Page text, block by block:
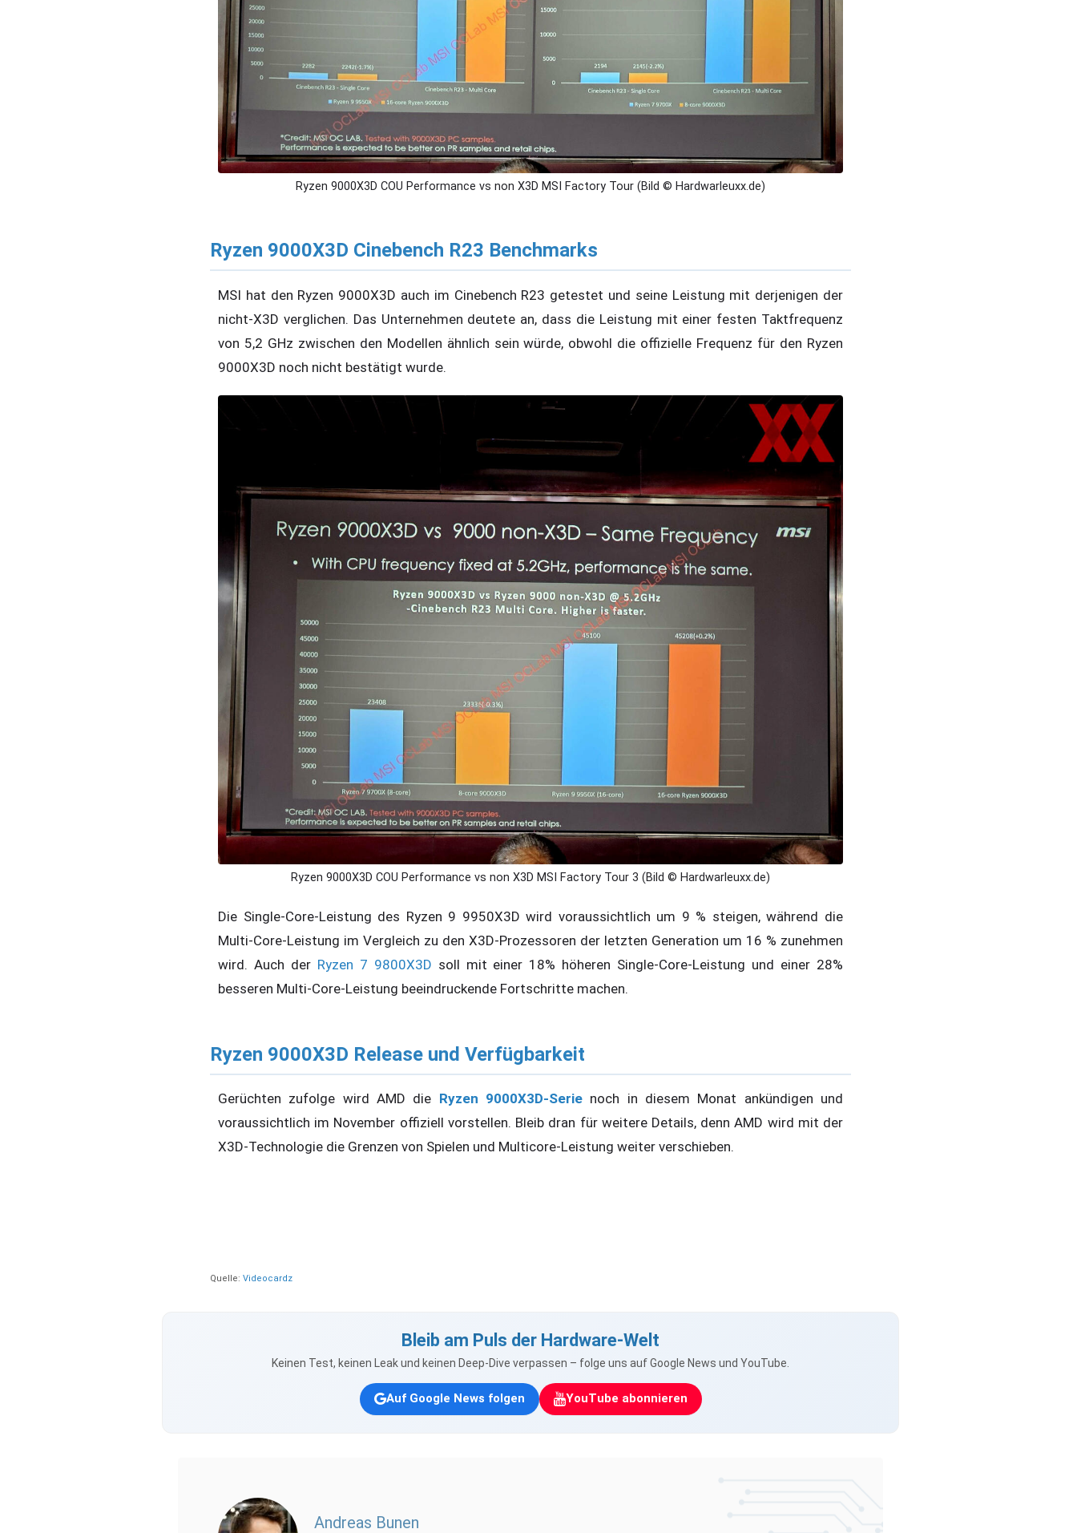
Ryzen 9000X3D COU Performance vs non X3D MSI Factory Tour (Bild © Hardwarleuxx.de)
Ryzen 9000X3D Cinebench R23 Benchmarks
MSI hat den Ryzen 9000X3D auch im Cinebench R23 getestet und seine Leistung mit derjenigen der
nicht-X3D verglichen. Das Unternehmen deutete an, dass die Leistung mit einer festen Taktfrequenz
von 5,2 GHz zwischen den Modellen ähnlich sein würde, obwohl die offizielle Frequenz für den Ryzen
9000X3D noch nicht bestätigt wurde.
Ryzen 9000X3D COU Performance vs non X3D MSI Factory Tour 3 (Bild © Hardwarleuxx.de)
Die Single-Core-Leistung des Ryzen 9 9950X3D wird voraussichtlich um 9 % steigen, während die
Multi-Core-Leistung im Vergleich zu den X3D-Prozessoren der letzten Generation um 16 % zunehmen
wird. Auch der Ryzen 7 9800X3D soll mit einer 18% höheren Single-Core-Leistung und einer 28%
besseren Multi-Core-Leistung beeindruckende Fortschritte machen.
Ryzen 9000X3D Release und Verfügbarkeit
Gerüchten zufolge wird AMD die Ryzen 9000X3D-Serie noch in diesem Monat ankündigen und
voraussichtlich im November offiziell vorstellen. Bleib dran für weitere Details, denn AMD wird mit der
X3D-Technologie die Grenzen von Spielen und Multicore-Leistung weiter verschieben.
Quelle: Videocardz
Bleib am Puls der Hardware-Welt
Keinen Test, keinen Leak und keinen Deep-Dive verpassen – folge uns auf Google News und YouTube.
Auf Google News folgen YouTube abonnieren
Andreas Bunen